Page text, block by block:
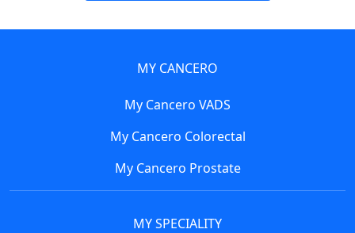
MY CANCERO
My Cancero VADS
My Cancero Colorectal
My Cancero Prostate
MY SPECIALITY